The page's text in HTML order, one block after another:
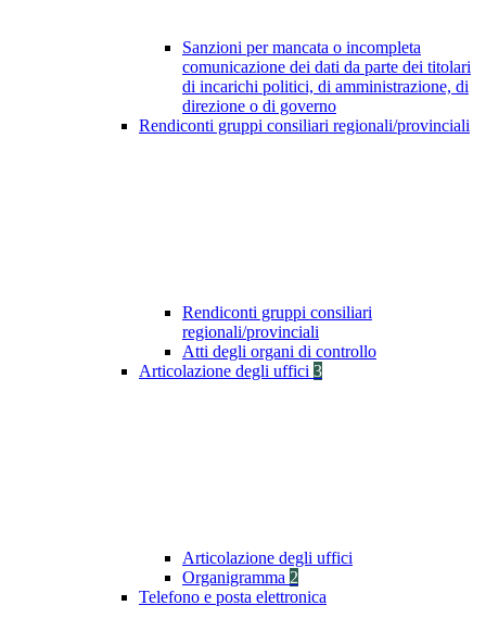
Sanzioni per mancata o incompleta
comunicazione dei dati da parte dei titolari
di incarichi politici, di amministrazione, di
direzione o di governo
Rendiconti gruppi consiliari regionali/provinciali
Rendiconti gruppi consiliari
regionali/provinciali
Atti degli organi di controllo
Articolazione degli uffici 3
Articolazione degli uffici
Organigramma 2
Telefono e posta elettronica